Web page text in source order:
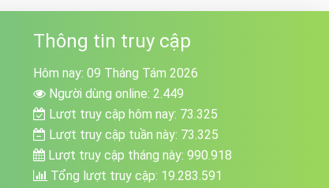
Thông tin truy cập
Hôm nay: 09 Tháng Tám 2026
Người dùng online: 2.449
Lượt truy cập hôm nay: 73.325
Lượt truy cập tuần này: 73.325
Lượt truy cập tháng này: 990.918
Tổng lượt truy cập: 19.283.591